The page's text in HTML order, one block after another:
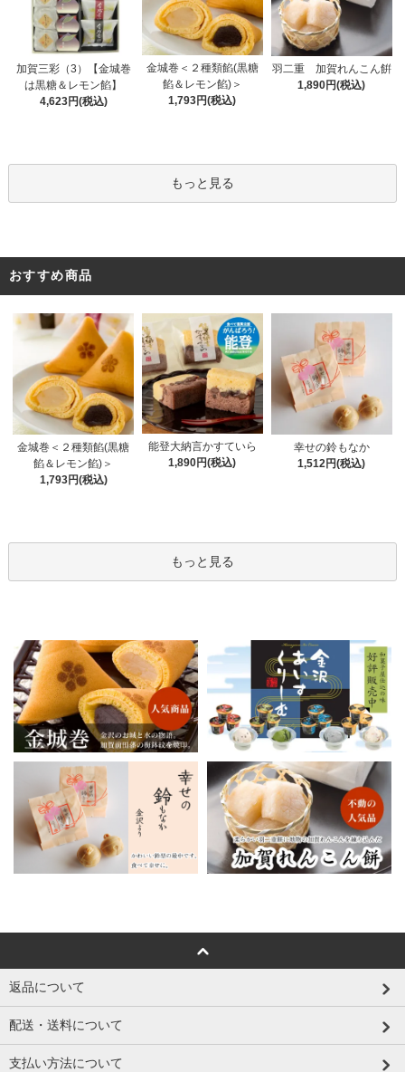
加賀三彩（3）【金城巻
は黒糖＆レモン餡】
4,623円(税込)
金城巻＜２種類餡(黒糖
餡＆レモン餡)＞
1,793円(税込)
羽二重 加賀れんこん餠
1,890円(税込)
もっと見る
おすすめ商品
金城巻＜２種類餡(黒糖
餡＆レモン餡)＞
1,793円(税込)
能登大納言かすていら
1,890円(税込)
幸せの鈴もなか
1,512円(税込)
もっと見る
返品について
配送・送料について
支払い方法について